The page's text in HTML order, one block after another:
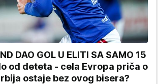
DAO GOL U ELITI SA SAMO 15
od deteta - cela Evropa priča o
ostaje bez ovog bisera?